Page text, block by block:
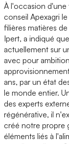
À l'occasion d'une
conseil Apexagri
filières matières
Ipert, a indiqué
actuellement sur
avec pour
ans, par un état
le monde entier.
des experts
régénérative, il
créé notre propre
éléments liés à